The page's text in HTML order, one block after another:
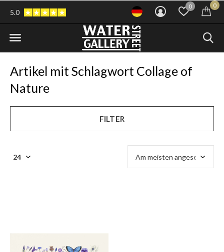
0 0
5.0
Artikel mit Schlagwort Collage of
Nature
FILTER